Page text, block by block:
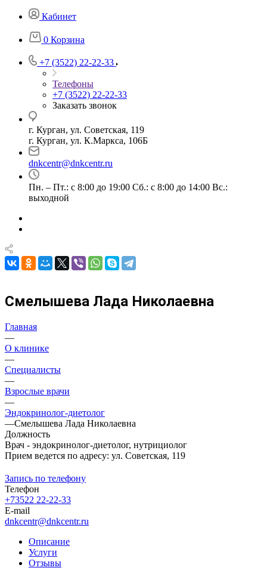
Кабинет
0 Корзина
+7 (3522) 22-22-33
Телефоны
+7 (3522) 22-22-33
Заказать звонок
г. Курган, ул. Советская, 119
г. Курган, ул. К.Маркса, 106Б
dnkcentr@dnkcentr.ru
Пн. – Пт.: с 8:00 до 19:00 Сб.: с 8:00 до 14:00 Вс.:
выходной
Смелышева Лада Николаевна
Главная
—
О клинике
—
Специалисты
—
Взрослые врачи
—
Эндокринолог-диетолог
—Смелышева Лада Николаевна
Должность
Врач - эндокринолог-диетолог, нутрициолог
Прием ведется по адресу: ул. Советская, 119
Запись по телефону
Телефон
+73522 22-22-33
E-mail
dnkcentr@dnkcentr.ru
Описание
Услуги
Отзывы